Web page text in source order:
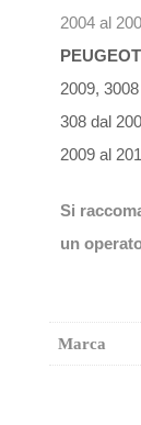
2004 al
PEUGEOT
2009,
308 dal
2009 al
Si
un
Marca